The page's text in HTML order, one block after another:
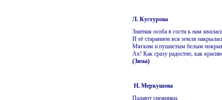
Л. Кустурова
Знатная особа в гости к нам явилась
И её старанием вся земля
Мягким и пушистым белым
Ах! Как сразу радостно, как
(Зима)
Н. Меркушова
Падают снежинки,